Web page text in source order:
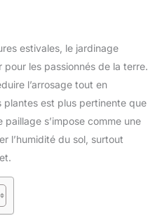
estivales, le jardinage
les passionnés de la terre.
l’arrosage tout en
plantes est plus pertinente que
paillage s’impose comme une
l’humidité du sol, surtout